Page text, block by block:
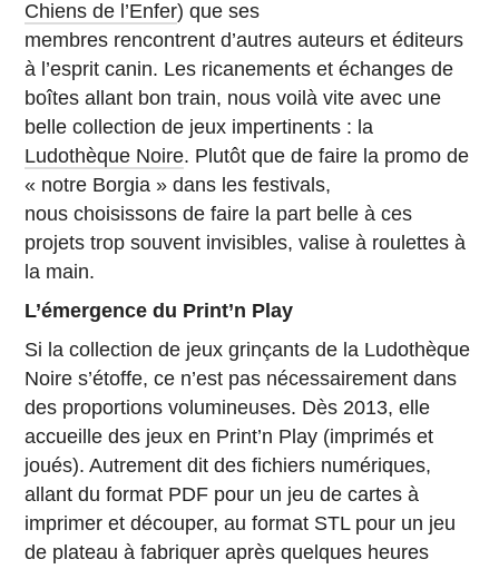
Chiens de l’Enfer) que ses
membres rencontrent d’autres auteurs et éditeurs
à l’esprit canin. Les ricanements et échanges de
boîtes allant bon train, nous voilà vite avec une
belle collection de jeux impertinents : la
Ludothèque Noire. Plutôt que de faire la promo de
« notre Borgia » dans les festivals,
nous choisissons de faire la part belle à ces
projets trop souvent invisibles, valise à roulettes à
la main.
L’émergence du Print’n Play
Si la collection de jeux grinçants de la Ludothèque
Noire s’étoffe, ce n’est pas nécessairement dans
des proportions volumineuses. Dès 2013, elle
accueille des jeux en Print’n Play (imprimés et
joués). Autrement dit des fichiers numériques,
allant du format PDF pour un jeu de cartes à
imprimer et découper, au format STL pour un jeu
de plateau à fabriquer après quelques heures